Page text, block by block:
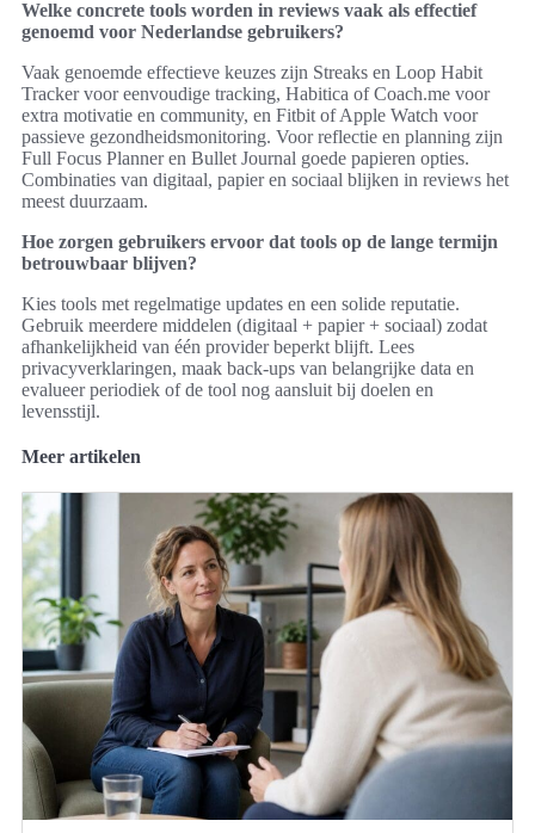
Welke concrete tools worden in reviews vaak als effectief
genoemd voor Nederlandse gebruikers?
Vaak genoemde effectieve keuzes zijn Streaks en Loop Habit
Tracker voor eenvoudige tracking, Habitica of Coach.me voor
extra motivatie en community, en Fitbit of Apple Watch voor
passieve gezondheidsmonitoring. Voor reflectie en planning zijn
Full Focus Planner en Bullet Journal goede papieren opties.
Combinaties van digitaal, papier en sociaal blijken in reviews het
meest duurzaam.
Hoe zorgen gebruikers ervoor dat tools op de lange termijn
betrouwbaar blijven?
Kies tools met regelmatige updates en een solide reputatie.
Gebruik meerdere middelen (digitaal + papier + sociaal) zodat
afhankelijkheid van één provider beperkt blijft. Lees
privacyverklaringen, maak back-ups van belangrijke data en
evalueer periodiek of de tool nog aansluit bij doelen en
levensstijl.
Meer artikelen